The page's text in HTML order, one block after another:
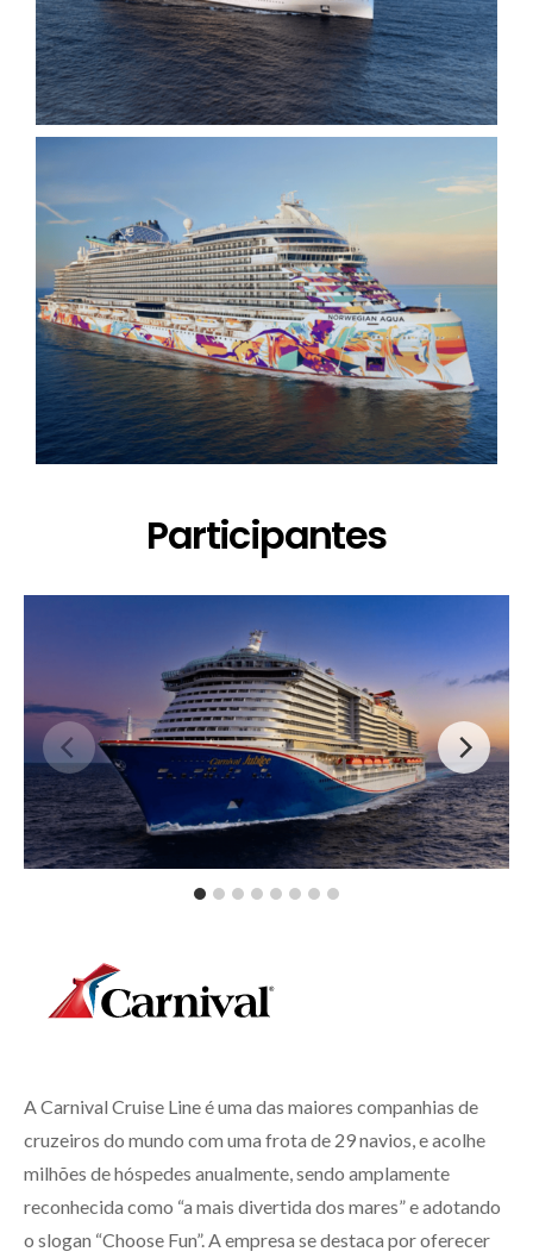
Participantes
A Carnival Cruise Line é uma das maiores companhias de
cruzeiros do mundo com uma frota de 29 navios, e acolhe
milhões de hóspedes anualmente, sendo amplamente
reconhecida como “a mais divertida dos mares” e adotando
o slogan “Choose Fun”. A empresa se destaca por oferecer